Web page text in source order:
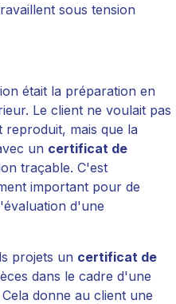
sous tension
était la préparation en
Le client ne voulait pas
mais que la
un certificat de
traçable. C'est
important pour de
d'une
projets un certificat de
dans le cadre d'une
donne au client une